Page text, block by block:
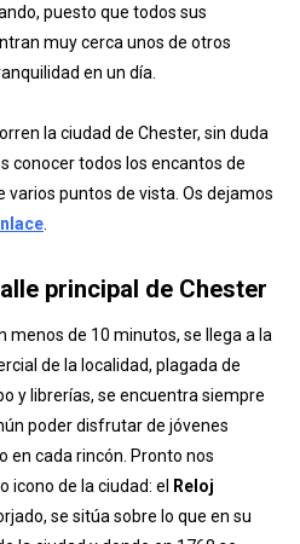
puesto que todos sus
muy cerca unos de otros
en un día.
la ciudad de Chester, sin duda
conocer todos los encantos de
puntos de vista. Os dejamos
principal de Chester
menos de 10 minutos, se llega a la
de la localidad, plagada de
y librerías, se encuentra siempre
poder disfrutar de jóvenes
en cada rincón. Pronto nos
icono de la ciudad: el
Reloj
se sitúa sobre lo que en su